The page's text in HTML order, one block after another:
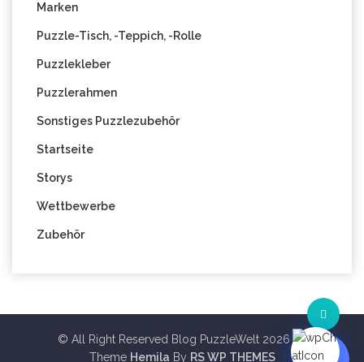
Marken
Puzzle-Tisch, -Teppich, -Rolle
Puzzlekleber
Puzzlerahmen
Sonstiges Puzzlezubehör
Startseite
Storys
Wettbewerbe
Zubehör
© All Right Reserved Blog PuzzleWelt 2026
Theme Hemila By RS WP THEMES